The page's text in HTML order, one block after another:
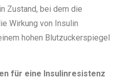
Zustand, bei dem die
Wirkung von Insulin
hohen Blutzuckerspiegel
für eine Insulinresistenz